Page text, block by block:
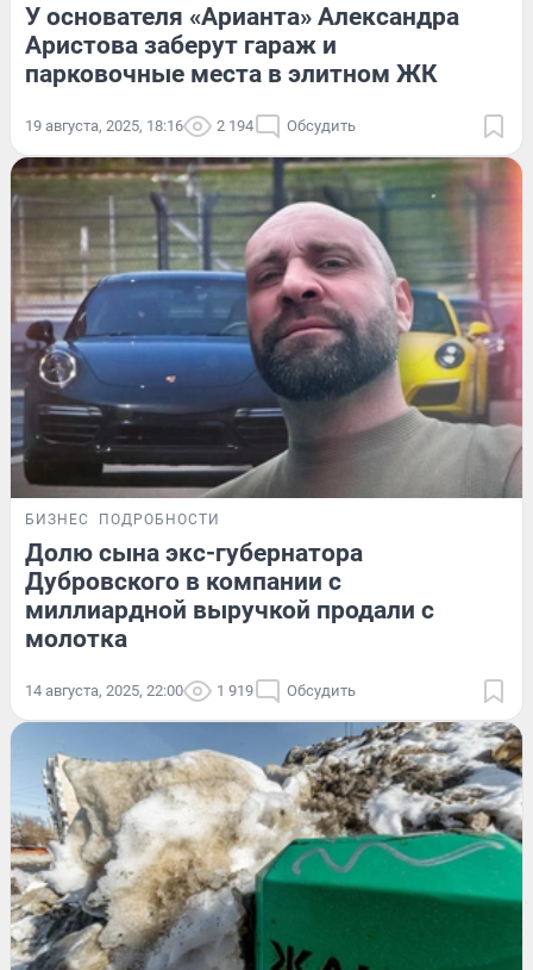
У основателя «Арианта» Александра
Аристова заберут гараж и
парковочные места в элитном ЖК
19 августа, 2025, 18:16 2 194 Обсудить
БИЗНЕС ПОДРОБНОСТИ
Долю сына экс-губернатора
Дубровского в компании с
миллиардной выручкой продали с
молотка
14 августа, 2025, 22:00 1 919 Обсудить